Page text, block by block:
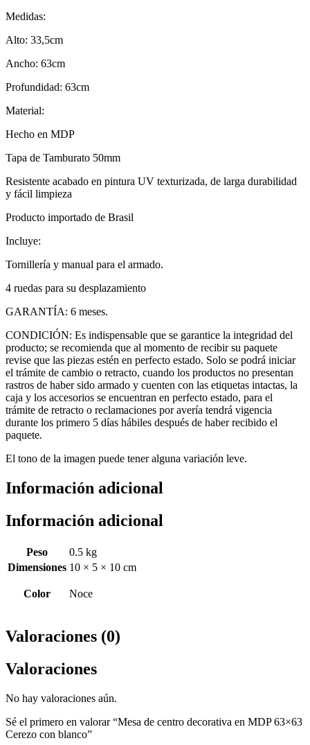
Medidas:
Alto: 33,5cm
Ancho: 63cm
Profundidad: 63cm
Material:
Hecho en MDP
Tapa de Tamburato 50mm
Resistente acabado en pintura UV texturizada, de larga durabilidad
y fácil limpieza
Producto importado de Brasil
Incluye:
Tornillería y manual para el armado.
4 ruedas para su desplazamiento
GARANTÍA: 6 meses.
CONDICIÓN: Es indispensable que se garantice la integridad del
producto; se recomienda que al momento de recibir su paquete
revise que las piezas estén en perfecto estado. Solo se podrá iniciar
el trámite de cambio o retracto, cuando los productos no presentan
rastros de haber sido armado y cuenten con las etiquetas intactas, la
caja y los accesorios se encuentran en perfecto estado, para el
trámite de retracto o reclamaciones por avería tendrá vigencia
durante los primero 5 días hábiles después de haber recibido el
paquete.
El tono de la imagen puede tener alguna variación leve.
Información adicional
Información adicional
Peso
0.5 kg
Dimensiones 10 × 5 × 10 cm
Color Noce
Valoraciones (0)
Valoraciones
No hay valoraciones aún.
Sé el primero en valorar “Mesa de centro decorativa en MDP 63×63
Cerezo con blanco”